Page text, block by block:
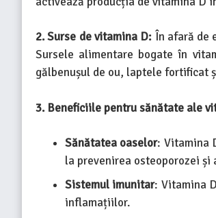
2. Surse de vitamina D: În afară de
Sursele alimentare bogate în
gălbenușul de ou, laptele fortificat
3. Beneficiile pentru sănătate ale
Sănătatea oaselor: Vitamina
la prevenirea osteoporozei și
Sistemul imunitar: Vitamina
inflamațiilor.